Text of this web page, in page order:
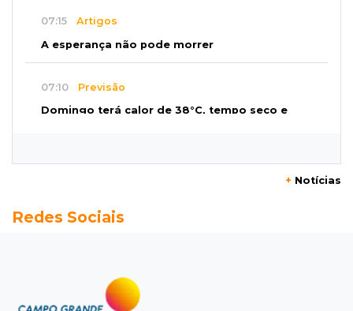
07:15 Artigos
A esperança não pode morrer
07:10 Previsão
Domingo terá calor de 38°C, tempo seco e
sonho de ser pais chegou
Briga em bar na 14 termina com rapaz de 21
anos morto a facada
+ Notícias
Redes Sociais